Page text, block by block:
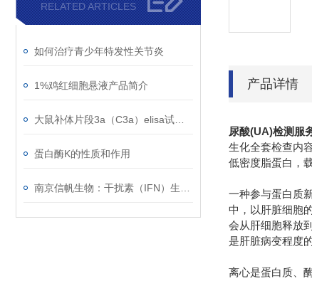
RELATED ARTICLES
如何治疗青少年特发性关节炎
1%鸡红细胞悬液产品简介
蛋白酶K的性质和作用
产品详情
尿酸(UA)检测服
生化全套检查内
低密度脂蛋白，
一种参与蛋白质
中，以肝脏细胞
会从肝细胞释放
是肝脏病变程度
离心是蛋白质、